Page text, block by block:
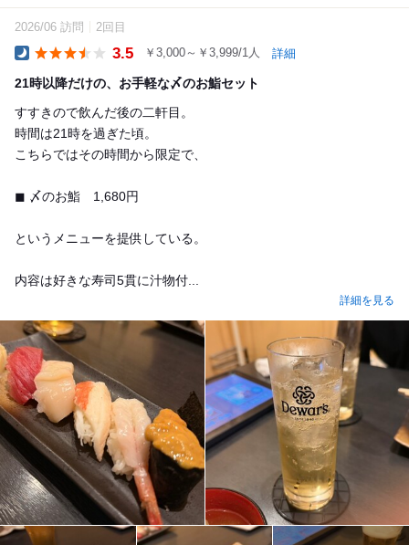
2026/06 訪問 2回目
3.5 ￥3,000～￥3,999/1人 詳細
21時以降だけの、お手軽な〆のお鮨セット
すすきので飲んだ後の二軒目。
時間は21時を過ぎた頃。
こちらではその時間から限定で、
◼︎ 〆のお鮨 1,680円
というメニューを提供している。
内容は好きな寿司5貫に汁物付...
詳細を見る